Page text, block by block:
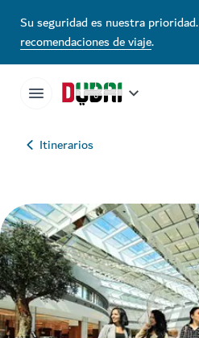
Su seguridad es nuestra prioridad.
recomendaciones de viaje.
Itinerarios